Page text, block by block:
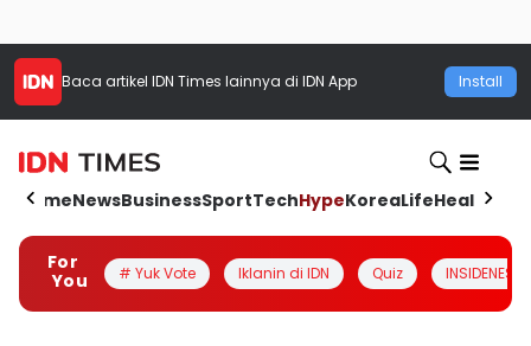
Baca artikel IDN Times lainnya di IDN App Install
HomeNewsBusinessSportTechHypeKoreaLifeHealth
For
You
# Yuk Vote Iklanin di IDN Quiz INSIDENESIA